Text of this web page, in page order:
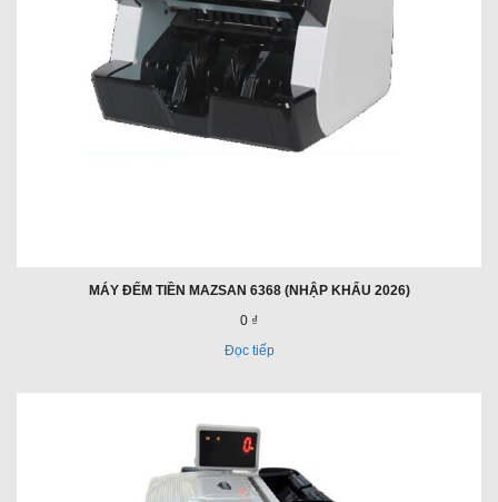
MÁY ĐẾM TIỀN MAZSAN 6368 (NHẬP KHẨU 2026)
0 ₫
Đọc tiếp